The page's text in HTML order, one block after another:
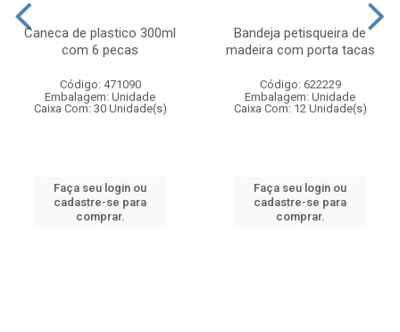
Caneca de plastico 300ml
com 6 pecas
Código: 471090
Embalagem: Unidade
Caixa Com: 30 Unidade(s)
Faça seu login ou
cadastre-se para
comprar.
Bandeja petisqueira de
madeira com porta tacas
Código: 622229
Embalagem: Unidade
Caixa Com: 12 Unidade(s)
Faça seu login ou
cadastre-se para
comprar.